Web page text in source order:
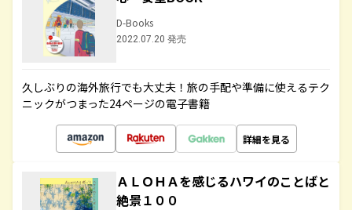
D-Books
2022.07.20 発売
久しぶりの海外旅行でも大丈夫！旅の手配や準備に使えるテク
ニックがつまった24ページの電子書籍
詳細を見る
ＡＬＯＨＡを感じるハワイのことばと
絶景１００